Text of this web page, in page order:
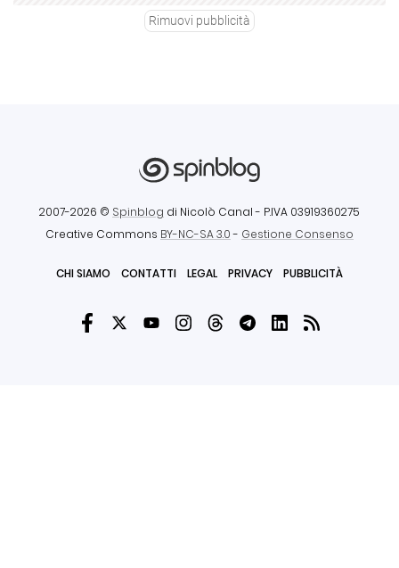
Rimuovi pubblicità
2007-2026 © Spinblog di Nicolò Canal - P.IVA 03919360275
Creative Commons BY-NC-SA 3.0- Gestione Consenso
CHI SIAMO CONTATTI LEGAL PRIVACY PUBBLICITÀ